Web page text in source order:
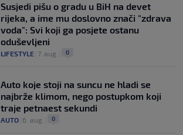
Susjedi pišu o gradu u BiH na devet
rijeka, a ime mu doslovno znači "zdrava
voda": Svi koji ga posjete ostanu
oduševljeni
LIFESTYLE 7. aug. 0
Auto koje stoji na suncu ne hladi se
najbrže klimom, nego postupkom koji
traje petnaest sekundi
AUTO 6. aug. 0